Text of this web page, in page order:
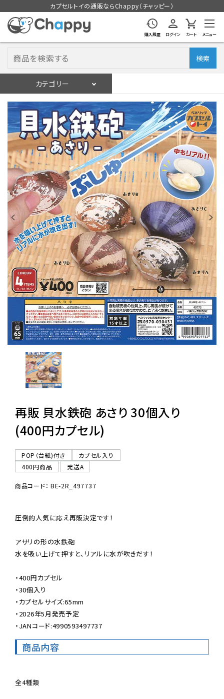
カプセルトイの通販ならChappy（チャッピー）
購入履歴 ログイン カート メニュー
検索
カテゴリー
ログイン 会員登録
入荷スケジュールをチェック
カプセルトイマシン本体
カプセルトイ
販促用空カプセル
レンタル
景品・玩具・文具
販促用カプセルトイ
よくあるご質問
06-6282-7659
再販 貝水鉄砲 あさり 30個入り
(400円カプセル)
POP（台紙)付き
カプセル入り
400円商品
発送A
商品コード： BE-2R_497737
圧倒的人気に応え再販決定です！
アサリの形の水鉄砲
水を吸い上げて押すと、リアルに水が吹きだす！
・400円カプセル
・30個入り
・カプセルサイズ:65mm
・2026年5月発売予定
・JANコード:4990593497737
商品内容
全4種類